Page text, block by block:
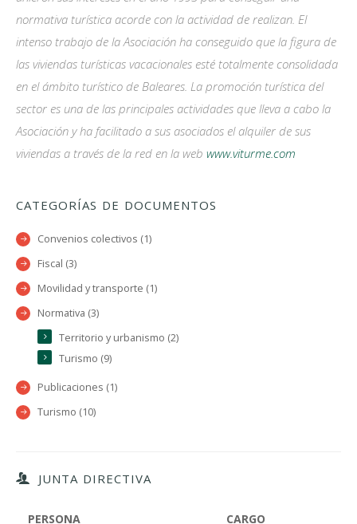
normativa turística acorde con la actividad de realizan. El
intenso trabajo de la Asociación ha conseguido que la figura de
las viviendas turísticas vacacionales esté totalmente consolidada
en el ámbito turístico de Baleares. La promoción turística del
sector es una de las principales actividades que lleva a cabo la
Asociación y ha facilitado a sus asociados el alquiler de sus
viviendas a través de la red en la web www.viturme.com
CATEGORÍAS DE DOCUMENTOS
Convenios colectivos (1)
Fiscal (3)
Movilidad y transporte (1)
Normativa (3)
Territorio y urbanismo (2)
Turismo (9)
Publicaciones (1)
Turismo (10)
JUNTA DIRECTIVA
PERSONA CARGO